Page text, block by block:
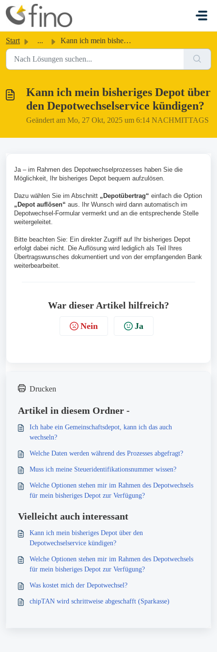
Zum hauptsächlichen Inhalt gehen
Start ... Kann ich mein bisheriges Depot über den Depotwechselservi...
Kann ich mein bisheriges Depot über
den Depotwechselservice kündigen?
Geändert am Mo, 27 Okt, 2025 um 6:14 NACHMITTAGS
Ja – im Rahmen des Depotwechselprozesses haben Sie die
Möglichkeit, Ihr bisheriges Depot bequem aufzulösen.
Dazu wählen Sie im Abschnitt „Depotübertrag“ einfach die Option
„Depot auflösen“ aus. Ihr Wunsch wird dann automatisch im
Depotwechsel-Formular vermerkt und an die entsprechende Stelle
weitergeleitet.
Bitte beachten Sie: Ein direkter Zugriff auf Ihr bisheriges Depot
erfolgt dabei nicht. Die Auflösung wird lediglich als Teil Ihres
Übertragswunsches dokumentiert und von der empfangenden Bank
weiterbearbeitet.
War dieser Artikel hilfreich?
Nein Ja
Drucken
Artikel in diesem Ordner -
Ich habe ein Gemeinschaftsdepot, kann ich das auch
wechseln?
Welche Daten werden während des Prozesses abgefragt?
Muss ich meine Steueridentifikationsnummer wissen?
Welche Optionen stehen mir im Rahmen des Depotwechsels
für mein bisheriges Depot zur Verfügung?
Vielleicht auch interessant
Kann ich mein bisheriges Depot über den
Depotwechselservice kündigen?
Welche Optionen stehen mir im Rahmen des Depotwechsels
für mein bisheriges Depot zur Verfügung?
Was kostet mich der Depotwechsel?
chipTAN wird schrittweise abgeschafft (Sparkasse)